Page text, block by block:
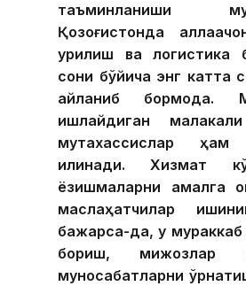
таъминланиши
Қозоғистонда
қурилиш ва
сони бўйича энг катта
айланиб бормоқда.
ишлайдиган
мутахассислар
қилинади. Хизмат
ёзишмаларни амалга
маслаҳатчилар
бажарса-да, у мураккаб
бориш, мижозлар
муносабатларни